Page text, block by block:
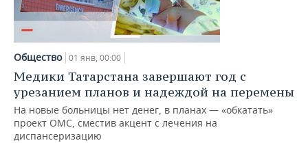
Общество 01 янв, 00:00
Медики Татарстана завершают год с
урезанием планов и надеждой на перемены
На новые больницы нет денег, в планах — «обкатать»
проект ОМС, сместив акцент с лечения на
диспансеризацию